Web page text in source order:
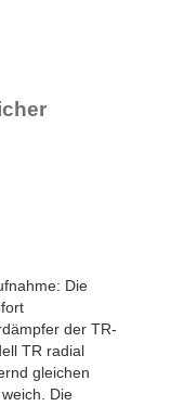
Die
der TR-
TR radial
gleichen
Die